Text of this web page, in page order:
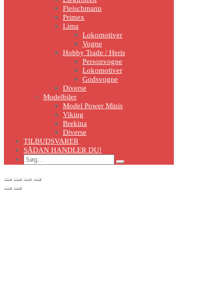
Fleischmann
Primex
Lima
Lokomotiver
Vogne
Hobby Trade / Heris
Personvogne
Lokomotiver
Godsvogne
Diverse
Modelbiler
Model Power Minis
Viking
Brekina
Diverse
TILBUDSVARER
SÅDAN HANDLER DU!
Search